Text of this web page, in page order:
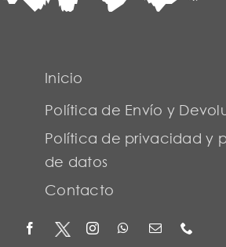
Inicio
Política de Envío y
Política de privacidad y
de datos
Contacto